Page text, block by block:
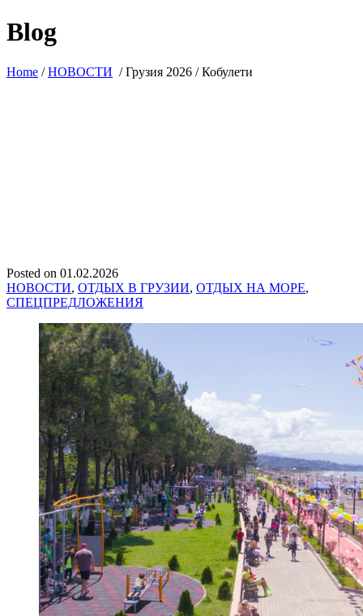
Blog
Home /НОВОСТИ /Грузия 2026 / Кобулети
Posted on 01.02.2026
НОВОСТИ, ОТДЫХ В ГРУЗИИ, ОТДЫХ НА МОРЕ,
СПЕЦПРЕДЛОЖЕНИЯ